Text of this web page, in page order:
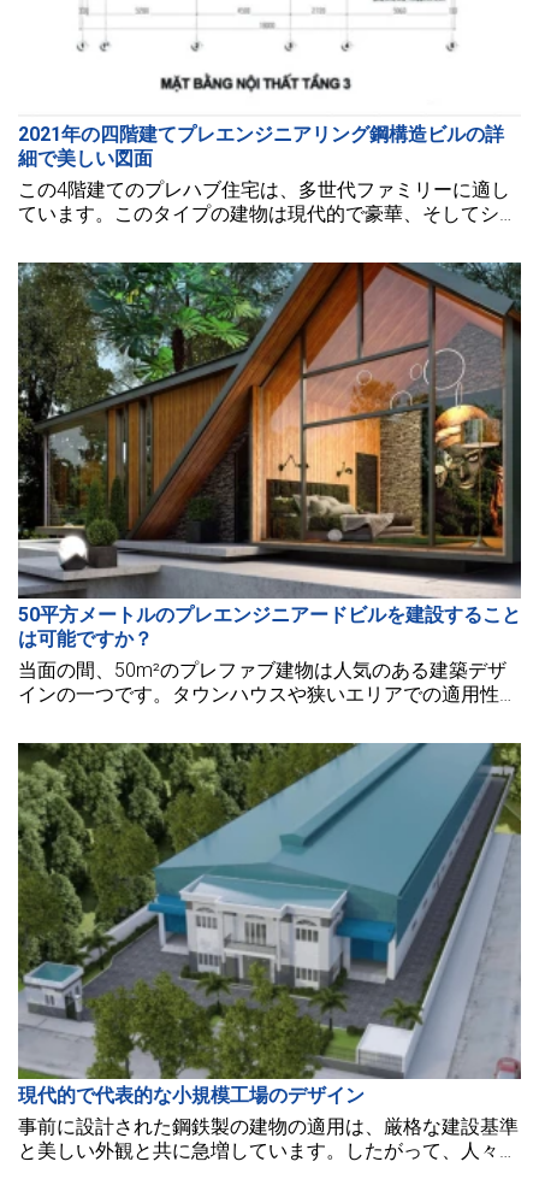
2021年の四階建てプレエンジニアリング鋼構造ビルの詳
細で美しい図面
この4階建てのプレハブ住宅は、多世代ファミリーに適し
ています。このタイプの建物は現代的で豪華、そしてシン
るのが特徴です。
50平方メートルのプレエンジニアードビルを建設すること
は可能ですか？
当面の間、50m²のプレファブ建物は人気のある建築デザ
インの一つです。タウンハウスや狭いエリアでの適用性が
います。
現代的で代表的な小規模工場のデザイン
事前に設計された鋼鉄製の建物の適用は、厳格な建設基準
と美しい外観と共に急増しています。したがって、人々は